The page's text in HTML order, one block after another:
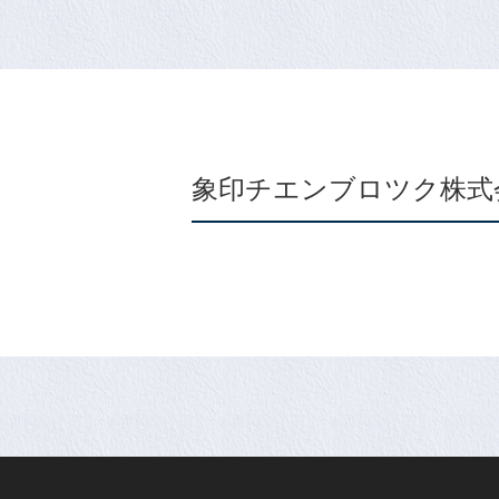
象印チエンブロツク株式